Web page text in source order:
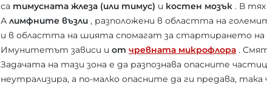
са тимусната жлеза (или тимус) и костен мозък . В тях
А лимфните възли , разположени в областта на
и в областта на шията спомагат за стартирането на
Имунитетът зависи и от чревната микрофлора .
Задачата на тази зона е да разпознава опасните
неутрализира, а по-малко опасните да ги предава,